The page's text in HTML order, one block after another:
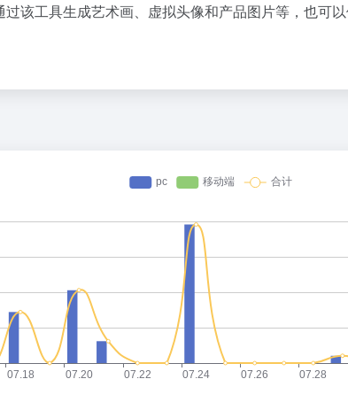
该工具生成艺术画、虚拟头像和产品图片等，也可